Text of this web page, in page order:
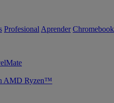
Profesional Aprender
AMD Ryzen™